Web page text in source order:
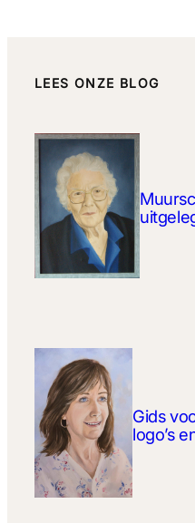
LEES ONZE BLOG
Gids
logo’s